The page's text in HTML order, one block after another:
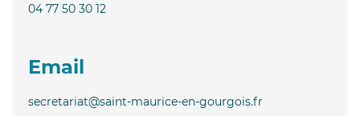
04 77 50 30 12
Email
secretariat@saint-maurice-en-gourgois.fr